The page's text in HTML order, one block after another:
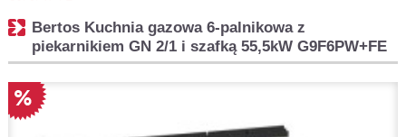
Bertos Kuchnia gazowa 6-palnikowa z
piekarnikiem GN 2/1 i szafką 55,5kW G9F6PW+FE